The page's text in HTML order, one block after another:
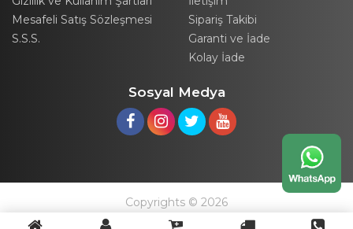
Mesafeli Satış Sözleşmesi
S.S.S.
Sipariş Takibi
Garanti ve İade
Kolay İade
Sosyal Medya
Copyrights © 2026